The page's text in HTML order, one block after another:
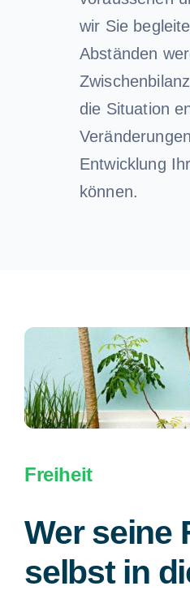
wir Sie
Abständen
die Situation
Entwicklung
können.
Freiheit
Wer seine
selbst in